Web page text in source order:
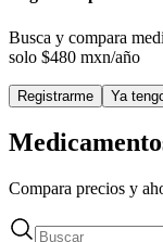
Busca y compara
solo $480 mxn/año
Registrarme Ya
Compara precios y